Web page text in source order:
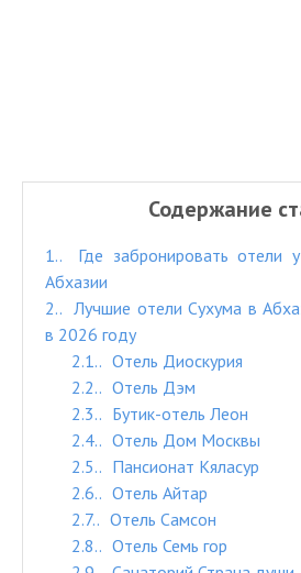
Содержание
1.
Где забронировать
Абхазии
2.
Лучшие отели Сухума в
в 2026 году
2.1.
Отель Диоскурия
2.2.
Отель Дэм
2.3.
Бутик-отель Леон
2.4.
Отель Дом Москвы
2.5.
Пансионат Кяласур
2.6.
Отель Айтар
2.7.
Отель Самсон
2.8.
Отель Семь гор